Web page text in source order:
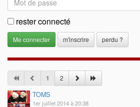
rester connecté
m'inscrire perdu ?
1 2
TOMS
1er juillet 2014 à 20:38